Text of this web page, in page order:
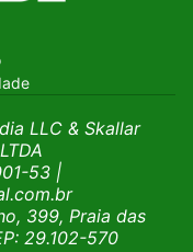
LLC & Skallar
53 |
399, Praia das
29.102-570